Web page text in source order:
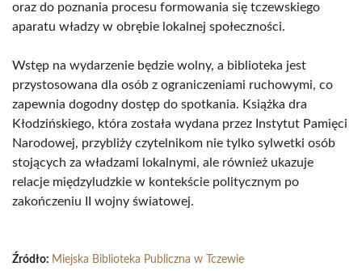
oraz do poznania procesu formowania się tczewskiego
aparatu władzy w obrębie lokalnej społeczności.
Wstęp na wydarzenie będzie wolny, a biblioteka jest
przystosowana dla osób z ograniczeniami ruchowymi, co
zapewnia dogodny dostęp do spotkania. Książka dra
Kłodzińskiego, która została wydana przez Instytut Pamięci
Narodowej, przybliży czytelnikom nie tylko sylwetki osób
stojących za władzami lokalnymi, ale również ukazuje
relacje międzyludzkie w kontekście politycznym po
zakończeniu II wojny światowej.
Źródło: Miejska Biblioteka Publiczna w Tczewie